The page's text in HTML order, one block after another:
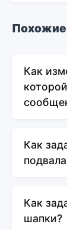
Как
Как
Как
шапки?